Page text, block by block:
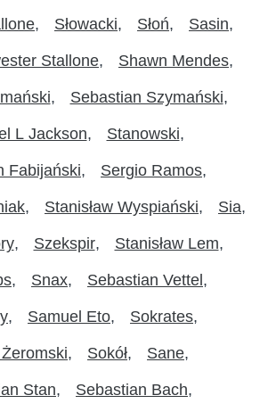
Słowacki Słoń Sasin
Stallone Shawn Mendes
Sebastian Szymański
L Jackson Stanowski
Fabijański Sergio Ramos
Stanisław Wyspiański Sia
Szekspir Stanisław Lem
Snax Sebastian Vettel
Samuel Eto Sokrates
Sokół Sane
Stan Sebastian Bach